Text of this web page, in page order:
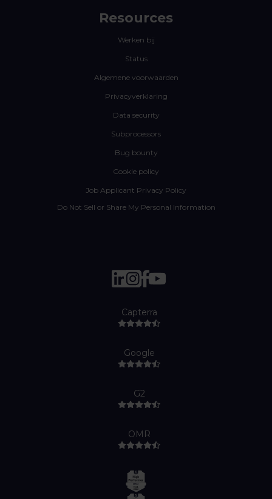
Resources
Werken bij
Status
Algemene voorwaarden
Privacyverklaring
Data security
Subprocessors
Bug bounty
Cookie policy
Job Applicant Privacy Policy
Do Not Sell or Share My Personal Information
Capterra
Google
G2
OMR